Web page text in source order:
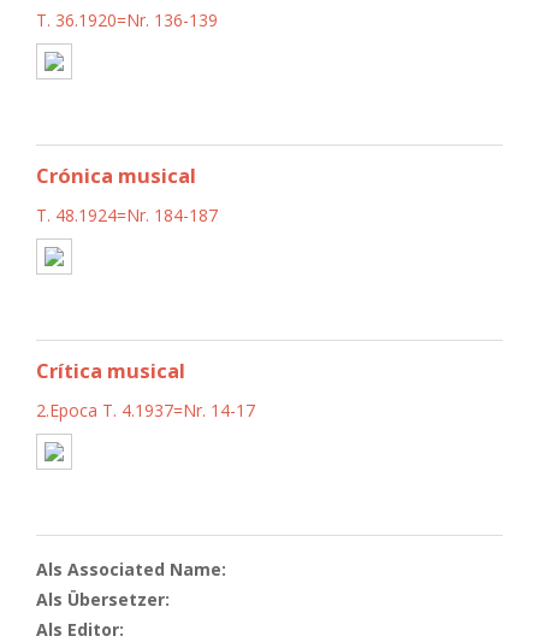
T. 36.1920=Nr. 136-139
Crónica musical
T. 48.1924=Nr. 184-187
Crítica musical
2.Epoca T. 4.1937=Nr. 14-17
Als Associated Name:
Als Übersetzer:
Als Editor: